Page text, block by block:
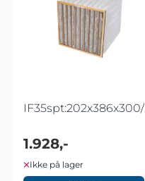
IF35spt:202x386x300/2
1.928,-
Ikke på lager